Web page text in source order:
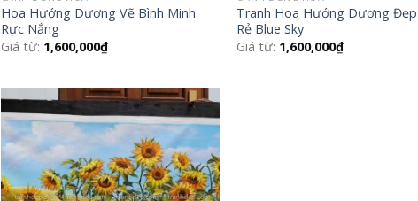
Hoa Hướng Dương Vẽ Bình Minh
Rực Nắng
Giá từ: 1,600,000₫
Tranh Hoa Hướng Dương Đẹp
Rẻ Blue Sky
Giá từ: 1,600,000₫
Add to
Wishlist